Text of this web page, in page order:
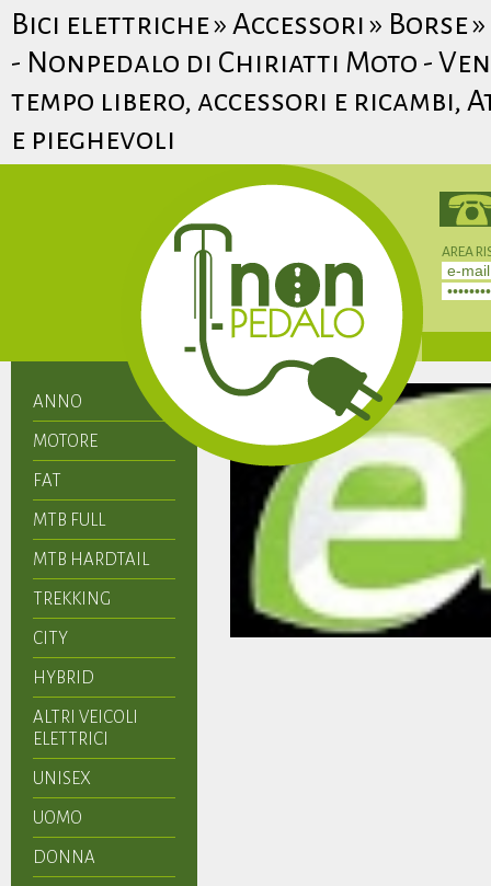
Bici elettriche » Accessori »
- Nonpedalo di Chiriatti Moto -
tempo libero, accessori e ricambi,
e pieghevoli
AREA
ANNO
MOTORE
FAT
MTB FULL
MTB HARDTAIL
TREKKING
CITY
HYBRID
ALTRI VEICOLI
ELETTRICI
UNISEX
UOMO
DONNA